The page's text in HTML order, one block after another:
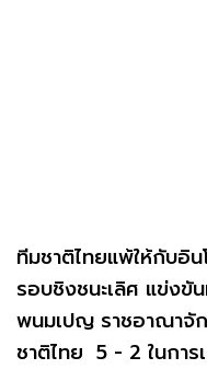
ทีมชาติไทยแพ้ให้กับอิ
รอบชิงชนะเลิศ แข่ง
พนมเปญ ราชอาณาจั
ชาติไทย 5 - 2 ในการ